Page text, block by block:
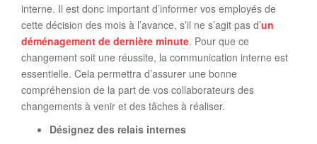
interne. Il est donc important d’informer vos employés de
cette décision des mois à l’avance, s’il ne s’agit pas d’un
déménagement de dernière minute. Pour que ce
changement soit une réussite, la communication interne est
essentielle. Cela permettra d’assurer une bonne
compréhension de la part de vos collaborateurs des
changements à venir et des tâches à réaliser.
Désignez des relais internes